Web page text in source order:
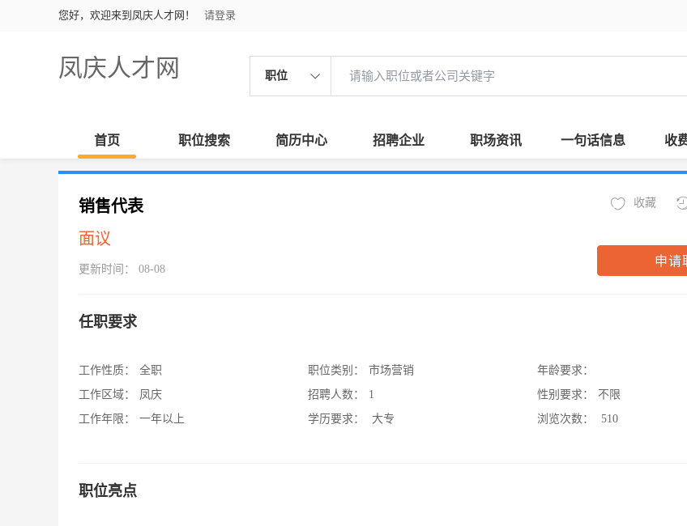
您好，欢迎来到凤庆人才网！ 请登录
凤庆人才网 职位
首页 职位搜索 简历中心 招聘企业 职场资讯 一句话信息 收
销售代表
面议
更新时间： 08-08
收藏
申请
任职要求
工作性质：
全职
工作区域：
凤庆
工作年限：
一年以上
职位类别：
市场营销
招聘人数：
1
学历要求：
大专
年龄要求：
性别要求：
不限
浏览次数：
510
职位亮点